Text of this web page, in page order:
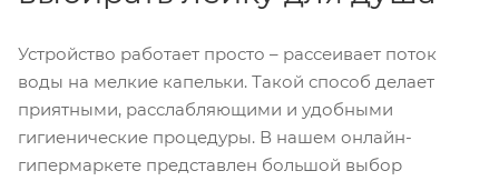
Устройство работает просто – рассеивает поток
воды на мелкие капельки. Такой способ делает
приятными, расслабляющими и удобными
гигиенические процедуры. В нашем онлайн-
гипермаркете представлен большой выбор